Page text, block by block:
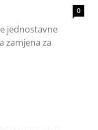
0
jednostavne
zamjena za